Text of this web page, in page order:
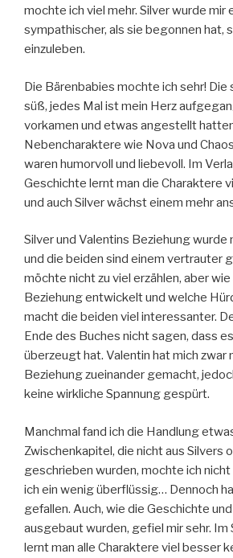
mochte ich viel mehr. Silver wurde mir
sympathischer, als sie begonnen hat,
einzuleben.
Die Bärenbabies mochte ich sehr! Die
süß, jedes Mal ist mein Herz
vorkamen und etwas angestellt
Nebencharaktere wie Nova und
waren humorvoll und liebevoll. Im
Geschichte lernt man die Charaktere
und auch Silver wächst einem mehr
Silver und Valentins Beziehung
und die beiden sind einem vertrauter
möchte nicht zu viel erzählen, aber wie
Beziehung entwickelt und welche
macht die beiden viel interessanter.
Ende des Buches nicht sagen, dass
überzeugt hat. Valentin hat mich zwar
Beziehung zueinander gemacht,
keine wirkliche Spannung gespürt.
Manchmal fand ich die Handlung
Zwischenkapitel, die nicht aus Silvers
geschrieben wurden, mochte ich nicht
ich ein wenig überflüssig… Dennoch
gefallen. Auch, wie die Geschichte
ausgebaut wurden, gefiel mir sehr. Im
lernt man alle Charaktere viel besser